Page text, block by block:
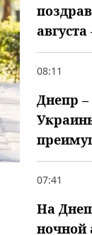
08:11
Днепр
07:41
На
ночной